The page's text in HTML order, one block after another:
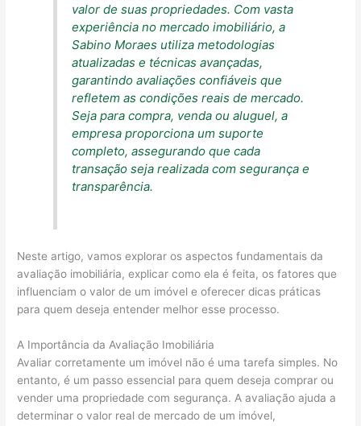
valor de suas propriedades. Com vasta
experiência no mercado imobiliário, a
Sabino Moraes utiliza metodologias
atualizadas e técnicas avançadas,
garantindo avaliações confiáveis que
refletem as condições reais de mercado.
Seja para compra, venda ou aluguel, a
empresa proporciona um suporte
completo, assegurando que cada
transação seja realizada com segurança e
transparência.
Neste artigo, vamos explorar os aspectos fundamentais da
avaliação imobiliária, explicar como ela é feita, os fatores que
influenciam o valor de um imóvel e oferecer dicas práticas
para quem deseja entender melhor esse processo.
A Importância da Avaliação Imobiliária
Avaliar corretamente um imóvel não é uma tarefa simples. No
entanto, é um passo essencial para quem deseja comprar ou
vender uma propriedade com segurança. A avaliação ajuda a
determinar o valor real de mercado de um imóvel,